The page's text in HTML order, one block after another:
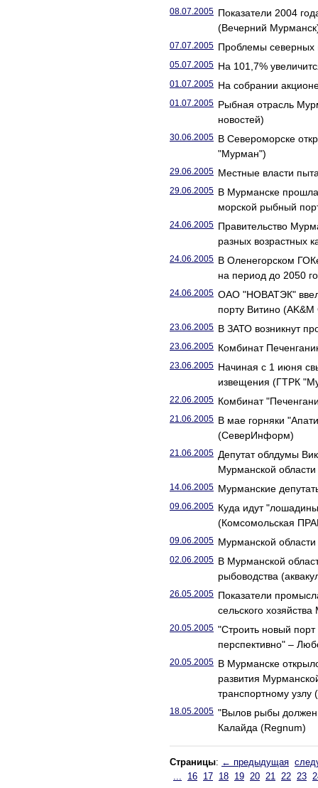
08.07.2005 Показатели 2004
(Вечерний
07.07.2005 Проблемы
05.07.2005 На 101,7%
01.07.2005 На собрании
01.07.2005 Рыбная отрасль
новостей)
30.06.2005 В Североморске
"Мурман")
29.06.2005 Местные власти
29.06.2005 В Мурманске
морской рыбный
24.06.2005 Правительство
разных возрастных
24.06.2005 В Оленегорском
на период до 2050
24.06.2005 ОАО "НОВАТЭК" ввело
порту Витино
23.06.2005 В ЗАТО возникнут
23.06.2005 Комбинат
23.06.2005 Начиная с 1 июня
извещения (ГТРК
22.06.2005 Комбинат
21.06.2005 В мае горняки
(СеверИнформ)
21.06.2005 Депутат облдумы
Мурманской
14.06.2005 Мурманские
09.06.2005 Куда идут
(Комсомольская
09.06.2005 Мурманской
02.06.2005 В Мурманской
рыбоводства
26.05.2005 Показатели
сельского
20.05.2005 "Строить новый
перспективно" –
20.05.2005 В Мурманске
развития
транспортному узлу
18.05.2005 "Вылов рыбы должен
Калайда (Regnum)
Страницы: ← предыдущая
...
16 17 18 19 20 21 22 23